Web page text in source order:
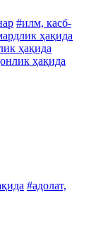
#илм, касб-
ҳақида
ҳақида
ҳақида
#адолат,